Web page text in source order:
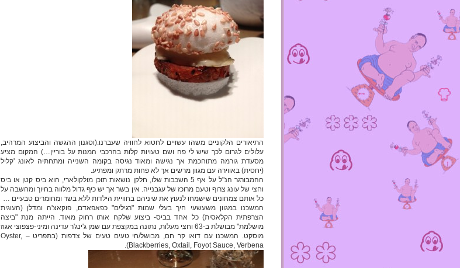
התיאורים הלקוניים משהו עשויים לחטוא לחוויה שעברנו.(וסגנון ההגשה והביצוע המרהיב,
עלולים לגרום לכך שיש לי פה ושם טעויות קלות בהרכבי המנות על בוריין…) המקום מציע
מסעדת גורמה מתוחכמת אך נגישה ומאוד נגיסה בקומה השנייה ומתחתיה לאונג 'קליל
(יחסית) באווירה עם מגוון מרשים אך לא פחות מרתק ומפתיע.
ההמבורגר הנ"ל על אף 5 השכבות שלו, חלקן נושאות תוכן מולקולארי, הוא ביס קטן או ביס
וחצי של עונג צרוף וטעם מרוכז של עגבנייה. אין בשר אך יש כיף גדול מלווה בחיוך ומחשבה על
כל אותם צמחונים שישמחו לנעוץ את שיניהם בחוויית הילדות ללא בשר ומחומרים טבעיים …
המשכנו במגוון משעשעי חיך בעלי שמות "רגילים" כפאפאדם, פוקאצ'ה ומדלן (העוגית
הצרפתית הקלאסית) כל אחד בביס- ביצוע שלקח אותו רחוק מאוד. הייתה מנת "ביצה
מושלמת" מבושלת ב-63 וחצי מעלות, נתונה במקצפת עם שמן ג'ינג'ר עדינה ומיני-פצפוצי אגוז
מוסקט. המשכנו עם דואו קר חם, מבושל/חי טעים טעים של צדפות (בתפריט – Oyster,
Blackberries, Oxtail, Foyot Sauce, Verbena).